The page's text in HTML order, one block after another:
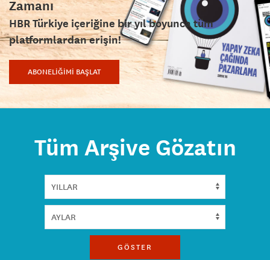
Zamanı
HBR Türkiye içeriğine bir yıl boyunca tüm
platformlardan erişin!
ABONELİĞİMİ BAŞLAT
Tüm Arşive Gözatın
GÖSTER